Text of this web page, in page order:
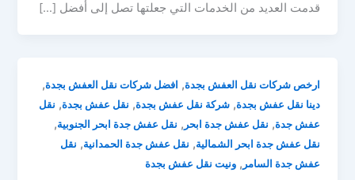
قدمت العديد من الخدمات التي جعلتها تصل إلى أفضل […]
ارخص شركات نقل العفش بجدة, افضل شركات نقل العفش بجدة,
دينا نقل عفش بجدة,شركة نقل عفش بجدة, نقل عفش بجدة, نقل
عفش جدة, نقل عفش جدة ابحر , نقل عفش جدة ابحر الجنوبية,
نقل عفش جدة ابحر الشمالية, نقل عفش جدة الحمدانية, نقل
عفش جدة السامر ,ونيت نقل عفش بجدة